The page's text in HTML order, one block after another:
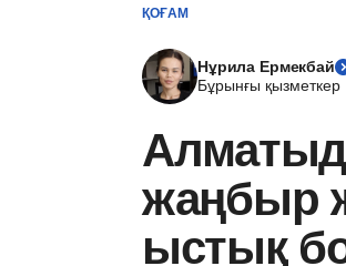
ҚОҒАМ
Нұрила Ермекбай
Бұрынғы қызметкер
жаңбыр
ыстық